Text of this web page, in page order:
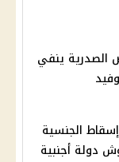
الصدرية ينفي
الجنسية
دولة أجنبية